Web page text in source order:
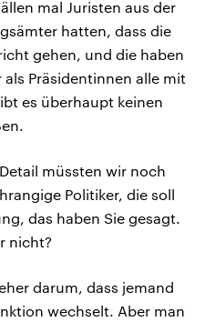
mal Juristen aus der
hatten, dass die
gehen, und die haben
Präsidentinnen alle mit
es überhaupt keinen
müssten wir noch
Politiker, die soll
das haben Sie gesagt.
nicht?
darum, dass jemand
wechselt. Aber man